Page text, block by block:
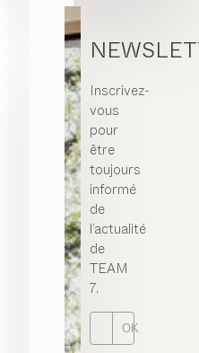
Inscrivez-
vous
pour
être
toujours
informé
de
l’actualité
de
TEAM
7.
OK